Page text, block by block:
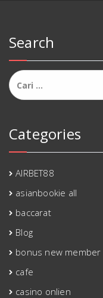
Search
Cari
untuk:
Categories
AIRBET88
asianbookie all
baccarat
Blog
bonus new member
cafe
casino onlien